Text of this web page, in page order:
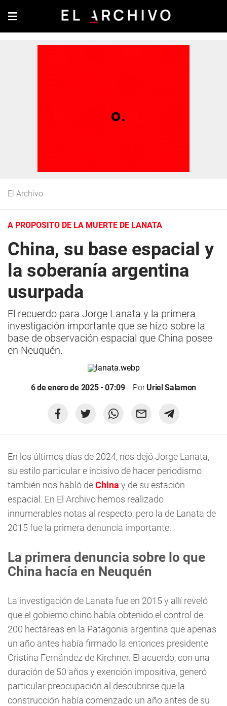
El Archivo
A PROPOSITO DE LA MUERTE DE LANATA
China, su base espacial y
la soberanía argentina
usurpada
El recuerdo para Jorge Lanata y la primera
investigación importante que se hizo sobre la
base de observación espacial que China posee
en Neuquén.
6 de enero de 2025 - 07:09 PorUriel Salamon
En los últimos días de 2024, nos dejó Jorge Lanata,
su estilo particular e incisivo de hacer periodismo
también nos habló deChina y de su estación
espacial. En El Archivo hemos realizado
innumerables notas al respecto, pero la de Lanata de
2015 fue la primera denuncia importante.
La primera denuncia sobre lo que
China hacía en Neuquén
La investigación de Lanata fue en 2015 y allí reveló
que el gobierno chino había obtenido el control de
200 hectáreas en la Patagonia argentina que apenas
un año antes había firmado la entonces presidente
Cristina Fernández de Kirchner. El acuerdo, con una
duración de 50 años y exención impositiva, generó
particular preocupación al descubrirse que la
construcción había comenzado un año antes de su